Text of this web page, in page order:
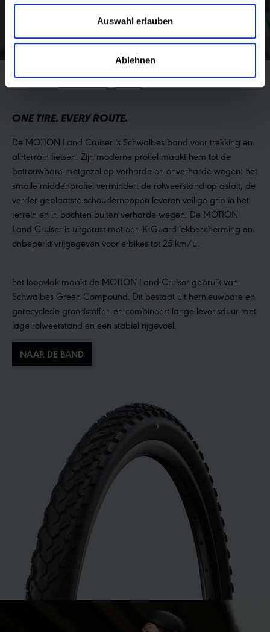
Auswahl erlauben
Ablehnen
MOTION SCHWALBE PLUS
ONE TIRE. EVERY ROUTE.
De MOTION Land Cruiser is Schwalbes band voor trekking-en
all-terrain fietsen. Zijn moderne profiel maakt hem tot de
betrouwbare metgezel op verharde en onverharde wegen: het
smalle middenprofiel vermindert de rolweerstand op asfalt, de
verder geplaatste schoudernoppen leveren veilige grip in het
terrein en in bochten buiten verharde wegen. De MOTION
Land Cruiser is uitgerust met een K-Guard lekbescherming en
onbeperkt vrijgegeven voor e-bikes tot 25 km/u.
het loopvlak maakt de MOTION Land Cruiser gebruik van
Schwalbes Green Compound. Dit bestaat uit hernieuwbare en
gerecyclede grondstoffen en combineert lange levensduur met
lage rolweerstand en een stabiel rijgevoel.
NAAR DE BAND